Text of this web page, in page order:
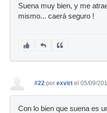
Suena muy bien, y me
mismo... caerá seguro !
#22 por exvirt el 05/09/
Con lo bien que suena es